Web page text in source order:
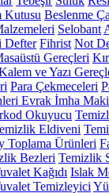
Kutusu Beslenme
Selobant
Defter Fihrist Not
Gereçleri
ve Yazı
Para Çekmeceleri
Evrak İmha
Okuyucu
Eldiveni
Toplama Ürünleri
Bezleri Temizlik
Kağıdı Islak
Temizleyici